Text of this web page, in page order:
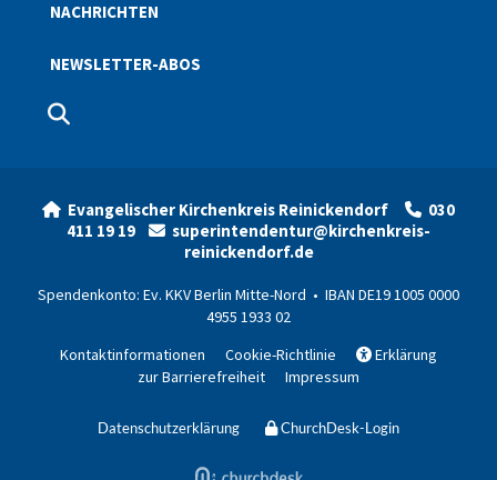
NACHRICHTEN
NEWSLETTER-ABOS
 Evangelischer Kirchenkreis Reinickendorf  030
411 19 19
 superintendentur@kirchenkreis-
reinickendorf.de
Spendenkonto: Ev. KKV Berlin Mitte-Nord • IBAN DE19 1005 0000
4955 1933 02
Kontaktinformationen
Cookie-Richtlinie  Erklärung
zur Barrierefreiheit
Impressum
Datenschutzerklärung ChurchDesk-Login